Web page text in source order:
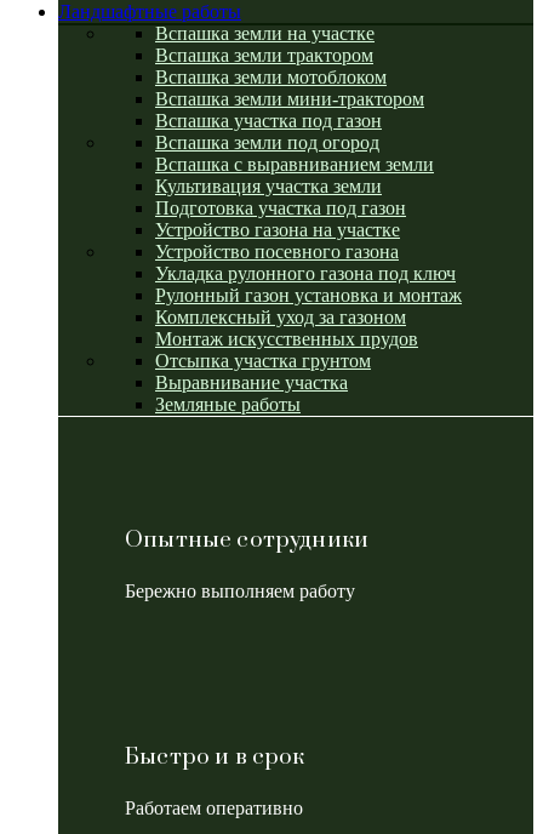
Ландшафтные работы
Вспашка земли на участке
Вспашка земли трактором
Вспашка земли мотоблоком
Вспашка земли мини-трактором
Вспашка участка под газон
Вспашка земли под огород
Вспашка с выравниванием земли
Культивация участка земли
Подготовка участка под газон
Устройство газона на участке
Устройство посевного газона
Укладка рулонного газона под ключ
Рулонный газон установка и монтаж
Комплексный уход за газоном
Монтаж искусственных прудов
Отсыпка участка грунтом
Выравнивание участка
Земляные работы
Опытные сотрудники
Бережно выполняем работу
Быстро и в срок
Работаем оперативно